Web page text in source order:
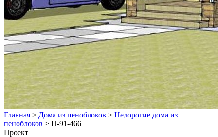
Главная > Дома из пеноблоков > Недорогие дома из
пеноблоков > П-91-466
Проект